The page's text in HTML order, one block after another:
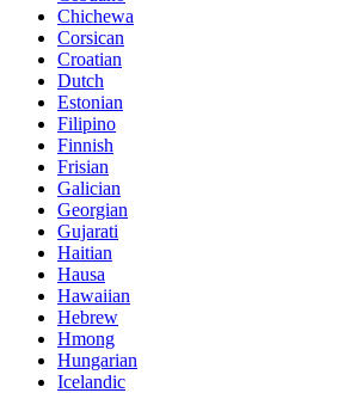
Chichewa
Corsican
Croatian
Dutch
Estonian
Filipino
Finnish
Frisian
Galician
Georgian
Gujarati
Haitian
Hausa
Hawaiian
Hebrew
Hmong
Hungarian
Icelandic